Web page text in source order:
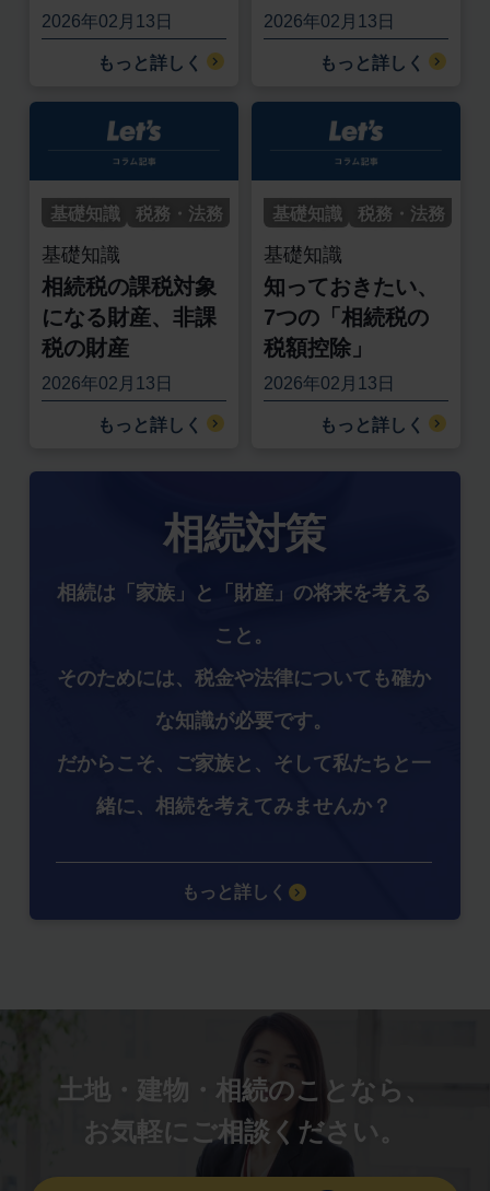
2026年02月13日
もっと詳しく
2026年02月13日
もっと詳しく
基礎知識 税務・法務
基礎知識
相続税の課税対象
になる財産、非課
税の財産
2026年02月13日
もっと詳しく
基礎知識 税務・法務
基礎知識
知っておきたい、
7つの「相続税の
税額控除」
2026年02月13日
もっと詳しく
相続対策
相続は「家族」と「財産」の将来を考える
こと。
そのためには、税金や法律についても確か
な知識が必要です。
だからこそ、ご家族と、そして私たちと一
緒に、相続を考えてみませんか？
もっと詳しく
土地・建物・相続のことなら、
お気軽にご相談ください。